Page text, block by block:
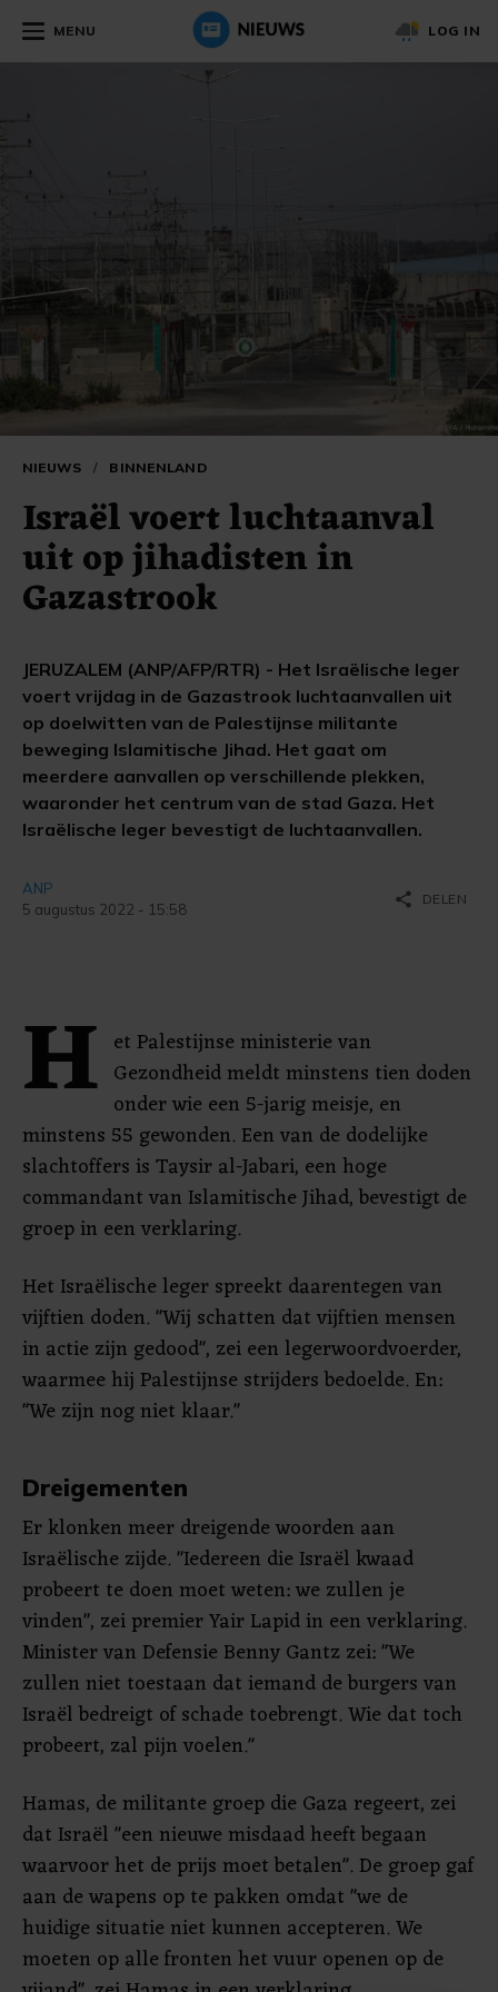
MENU LOG IN
NIEUWS / BINNENLAND
Israël voert luchtaanval
uit op jihadisten in
Gazastrook
JERUZALEM (ANP/AFP/RTR) - Het Israëlische leger
voert vrijdag in de Gazastrook luchtaanvallen uit
op doelwitten van de Palestijnse militante
beweging Islamitische Jihad. Het gaat om
meerdere aanvallen op verschillende plekken,
waaronder het centrum van de stad Gaza. Het
Israëlische leger bevestigt de luchtaanvallen.
ANP
5 augustus 2022 - 15:58
share DELEN
H et Palestijnse ministerie van
Gezondheid meldt minstens tien doden
onder wie een 5-jarig meisje, en
minstens 55 gewonden. Een van de dodelijke
slachtoffers is Taysir al-Jabari, een hoge
commandant van Islamitische Jihad, bevestigt de
groep in een verklaring.
Het Israëlische leger spreekt daarentegen van
vijftien doden. "Wij schatten dat vijftien mensen
in actie zijn gedood", zei een legerwoordvoerder,
waarmee hij Palestijnse strijders bedoelde. En:
"We zijn nog niet klaar."
Dreigementen
Er klonken meer dreigende woorden aan
Israëlische zijde. "Iedereen die Israël kwaad
probeert te doen moet weten: we zullen je
vinden", zei premier Yair Lapid in een verklaring.
Minister van Defensie Benny Gantz zei: "We
zullen niet toestaan dat iemand de burgers van
Israël bedreigt of schade toebrengt. Wie dat toch
probeert, zal pijn voelen."
Hamas, de militante groep die Gaza regeert, zei
dat Israël "een nieuwe misdaad heeft begaan
waarvoor het de prijs moet betalen". De groep gaf
aan de wapens op te pakken omdat "we de
huidige situatie niet kunnen accepteren. We
moeten op alle fronten het vuur openen op de